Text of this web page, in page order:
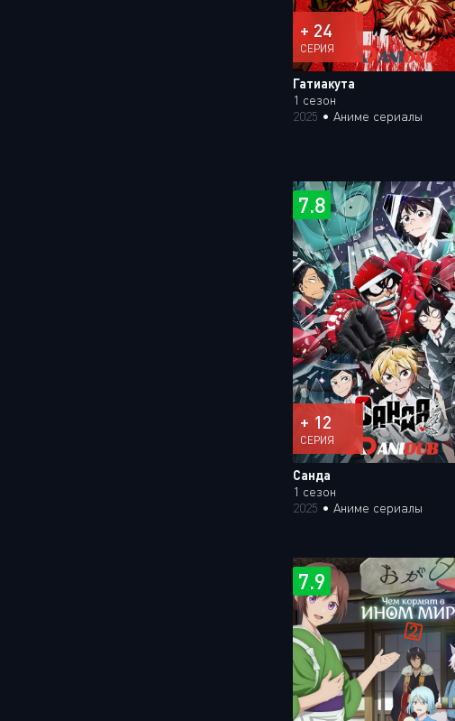
+ 24
СЕРИЯ
Гатиакута
1 сезон
2025 • Аниме сериалы
7.8
+ 12
СЕРИЯ
Санда
1 сезон
2025 • Аниме сериалы
7.9